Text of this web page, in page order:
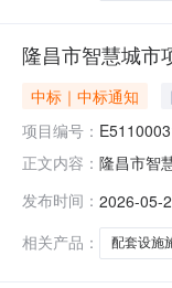
隆昌市智慧城市
中标｜中标通知
项目编号：
正文内容： 隆昌市智
方米标段
发布时间： 2026-05-
相关产品：
配套设施